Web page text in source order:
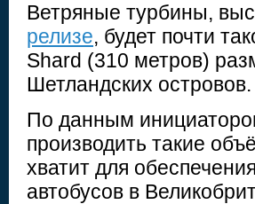
Ветряные турбины,
релизе, будет почти
Shard (310 метров)
Шетландских островов.
По данным
производить такие
хватит для
автобусов в